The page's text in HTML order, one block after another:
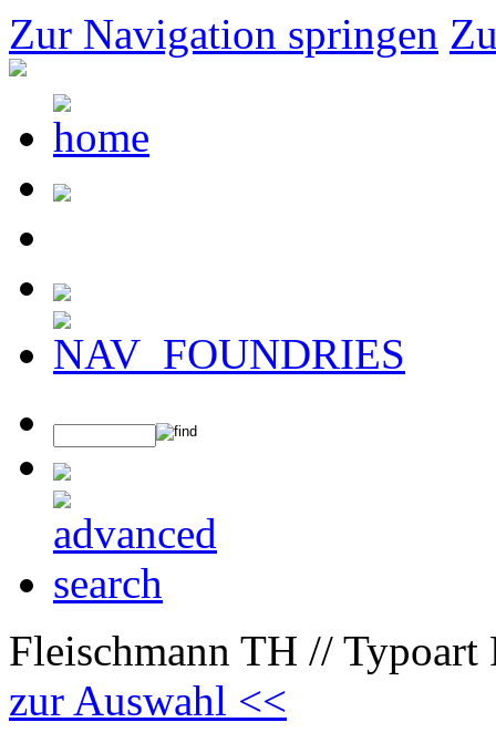
Zur Navigation springen
Fleischmann TH //
zur Auswahl <<